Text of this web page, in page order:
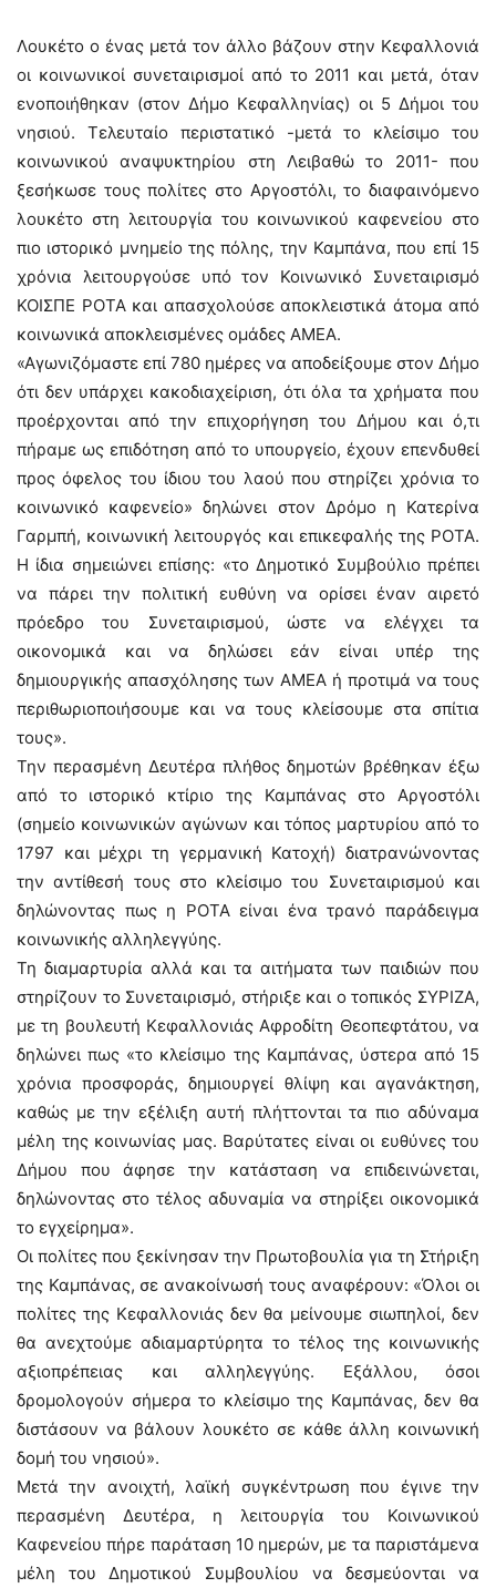
Λουκέτο ο ένας μετά τον άλλο βάζουν στην Κεφαλλονιά
οι κοινωνικοί συνεταιρισμοί από το 2011 και μετά, όταν
ενοποιήθηκαν (στον Δήμο Κεφαλληνίας) οι 5 Δήμοι του
νησιού. Τελευταίο περιστατικό -μετά το κλείσιμο του
κοινωνικού αναψυκτηρίου στη Λειβαθώ το 2011- που
ξεσήκωσε τους πολίτες στο Αργοστόλι, το διαφαινόμενο
λουκέτο στη λειτουργία του κοινωνικού καφενείου στο
πιο ιστορικό μνημείο της πόλης, την Καμπάνα, που επί 15
χρόνια λειτουργούσε υπό τον Κοινωνικό Συνεταιρισμό
ΚΟΙΣΠΕ ΡΟΤΑ και απασχολούσε αποκλειστικά άτομα από
κοινωνικά αποκλεισμένες ομάδες ΑΜΕΑ.
«Αγωνιζόμαστε επί 780 ημέρες να αποδείξουμε στον Δήμο
ότι δεν υπάρχει κακοδιαχείριση, ότι όλα τα χρήματα που
προέρχονται από την επιχορήγηση του Δήμου και ό,τι
πήραμε ως επιδότηση από το υπουργείο, έχουν επενδυθεί
προς όφελος του ίδιου του λαού που στηρίζει χρόνια το
κοινωνικό καφενείο» δηλώνει στον Δρόμο η Κατερίνα
Γαρμπή, κοινωνική λειτουργός και επικεφαλής της ΡΟΤΑ.
Η ίδια σημειώνει επίσης: «το Δημοτικό Συμβούλιο πρέπει
να πάρει την πολιτική ευθύνη να ορίσει έναν αιρετό
πρόεδρο του Συνεταιρισμού, ώστε να ελέγχει τα
οικονομικά και να δηλώσει εάν είναι υπέρ της
δημιουργικής απασχόλησης των ΑΜΕΑ ή προτιμά να τους
περιθωριοποιήσουμε και να τους κλείσουμε στα σπίτια
τους».
Την περασμένη Δευτέρα πλήθος δημοτών βρέθηκαν έξω
από το ιστορικό κτίριο της Καμπάνας στο Αργοστόλι
(σημείο κοινωνικών αγώνων και τόπος μαρτυρίου από το
1797 και μέχρι τη γερμανική Κατοχή) διατρανώνοντας
την αντίθεσή τους στο κλείσιμο του Συνεταιρισμού και
δηλώνοντας πως η ΡΟΤΑ είναι ένα τρανό παράδειγμα
κοινωνικής αλληλεγγύης.
Τη διαμαρτυρία αλλά και τα αιτήματα των παιδιών που
στηρίζουν το Συνεταιρισμό, στήριξε και ο τοπικός ΣΥΡΙΖΑ,
με τη βουλευτή Κεφαλλονιάς Αφροδίτη Θεοπεφτάτου, να
δηλώνει πως «το κλείσιμο της Καμπάνας, ύστερα από 15
χρόνια προσφοράς, δημιουργεί θλίψη και αγανάκτηση,
καθώς με την εξέλιξη αυτή πλήττονται τα πιο αδύναμα
μέλη της κοινωνίας μας. Βαρύτατες είναι οι ευθύνες του
Δήμου που άφησε την κατάσταση να επιδεινώνεται,
δηλώνοντας στο τέλος αδυναμία να στηρίξει οικονομικά
το εγχείρημα».
Οι πολίτες που ξεκίνησαν την Πρωτοβουλία για τη Στήριξη
της Καμπάνας, σε ανακοίνωσή τους αναφέρουν: «Όλοι οι
πολίτες της Κεφαλλονιάς δεν θα μείνουμε σιωπηλοί, δεν
θα ανεχτούμε αδιαμαρτύρητα το τέλος της κοινωνικής
αξιοπρέπειας και αλληλεγγύης. Εξάλλου, όσοι
δρομολογούν σήμερα το κλείσιμο της Καμπάνας, δεν θα
διστάσουν να βάλουν λουκέτο σε κάθε άλλη κοινωνική
δομή του νησιού».
Μετά την ανοιχτή, λαϊκή συγκέντρωση που έγινε την
περασμένη Δευτέρα, η λειτουργία του Κοινωνικού
Καφενείου πήρε παράταση 10 ημερών, με τα παριστάμενα
μέλη του Δημοτικού Συμβουλίου να δεσμεύονται να